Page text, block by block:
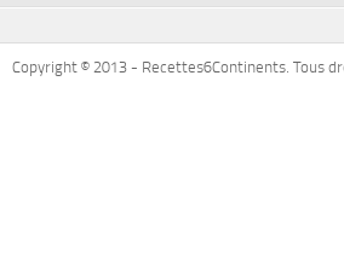
Copyright © 2013 - Recettes6Continents. Tous